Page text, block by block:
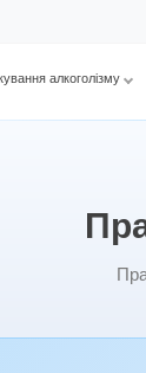
алкоголізму